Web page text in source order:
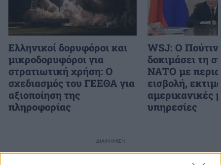
Ελληνικοί δορυφόροι και
μικροδορυφόροι για
στρατιωτική χρήση: Ο
σχεδιασμός του ΓΕΕΘΑ για
αξιοποίηση της
πληροφορίας
WSJ: Ο Πούτιν
δοκιμάσει τη
ΝΑΤΟ με
εισβολή,
αμερικανικές
υπηρεσίες
ΔΙΑΦΗΜΙΣΗ